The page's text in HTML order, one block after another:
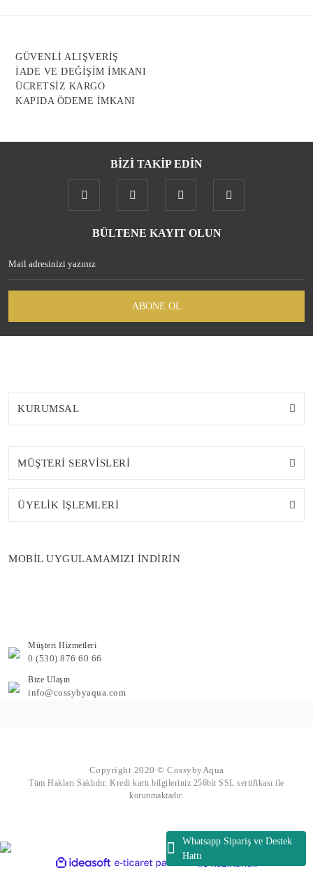
Whatsapp Sipariş ve Destek
Hattı
Bu ürüne benzer farklı alternatifler olmalı.
Gönder
GÜVENLİ ALIŞVERİŞ
İADE VE DEĞİŞİM İMKANI
ÜCRETSİZ KARGO
KAPIDA ÖDEME İMKANI
BİZİ TAKİP EDİN
BÜLTENE KAYIT OLUN
ABONE OL
KURUMSAL
MÜŞTERİ SERVİSLERİ
ÜYELİK İŞLEMLERİ
MOBİL UYGULAMAMIZI İNDİRİN
Müşteri Hizmetleri
0 (530) 876 60 66
Bize Ulaşın
info@cossybyaqua.com
Copyright 2020 © CossybyAqua
Tüm Hakları Saklıdır. Kredi kartı bilgileriniz 256bit SSL sertifikası ile
korunmaktadır.
ideasoft